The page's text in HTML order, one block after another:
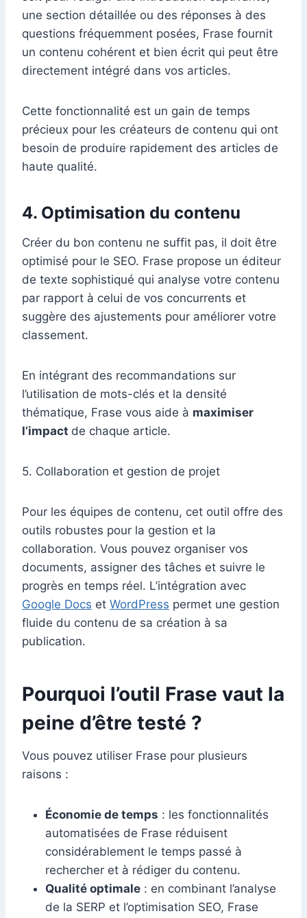
une section détaillée ou des réponses à des
questions fréquemment posées, Frase fournit
un contenu cohérent et bien écrit qui peut être
directement intégré dans vos articles.
Cette fonctionnalité est un gain de temps
précieux pour les créateurs de contenu qui ont
besoin de produire rapidement des articles de
haute qualité.
4. Optimisation du contenu
Créer du bon contenu ne suffit pas, il doit être
optimisé pour le SEO. Frase propose un éditeur
de texte sophistiqué qui analyse votre contenu
par rapport à celui de vos concurrents et
suggère des ajustements pour améliorer votre
classement.
En intégrant des recommandations sur
l’utilisation de mots-clés et la densité
thématique, Frase vous aide à maximiser
l’impact de chaque article.
5. Collaboration et gestion de projet
Pour les équipes de contenu, cet outil offre des
outils robustes pour la gestion et la
collaboration. Vous pouvez organiser vos
documents, assigner des tâches et suivre le
progrès en temps réel. L’intégration avec
Google Docs et WordPress permet une gestion
fluide du contenu de sa création à sa
publication.
Pourquoi l’outil Frase vaut la
peine d’être testé ?
Vous pouvez utiliser Frase pour plusieurs
raisons :
Économie de temps : les fonctionnalités
automatisées de Frase réduisent
considérablement le temps passé à
rechercher et à rédiger du contenu.
Qualité optimale : en combinant l’analyse
de la SERP et l’optimisation SEO, Frase